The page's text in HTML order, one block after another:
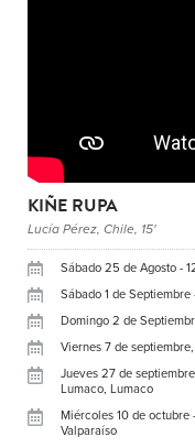
KIÑE RUPA
Lucía Pérez, Chile, 15'
Sábado 25 de Agosto -
Sábado 1 de
Domingo 2 de
Viernes 7 de
Jueves 27 de
Lumaco, Lumaco
Miércoles 10 de octubre
Valparaíso